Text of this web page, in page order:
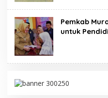
Pemkab
untuk